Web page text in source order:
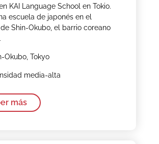
KAI Language School en Tokio.
escuela de japonés en el
Shin-Okubo, el barrio coreano
Okubo, Tokyo
media-alta
más